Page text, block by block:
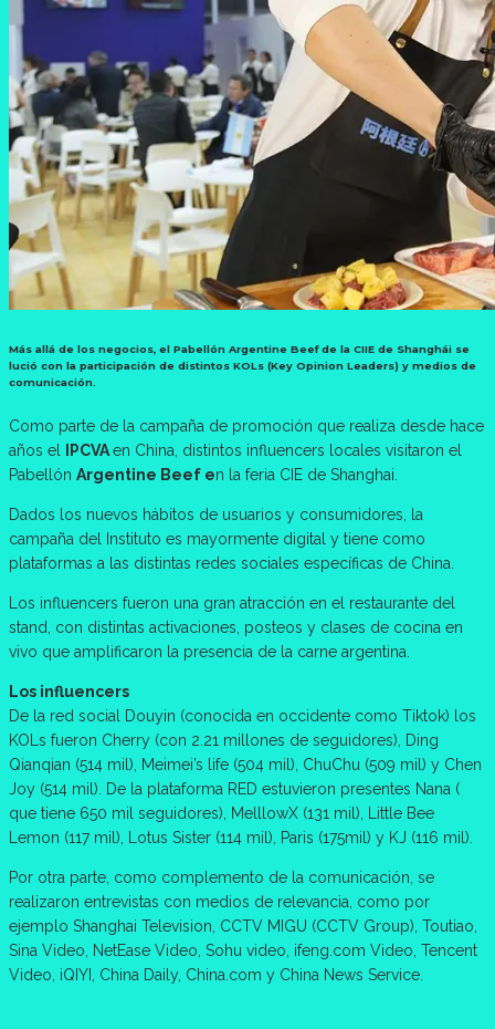
Más allá de los negocios, el Pabellón Argentine Beef de la CIIE de Shanghái se
lució con la participación de distintos KOLs (Key Opinion Leaders) y medios de
comunicación.
Como parte de la campaña de promoción que realiza desde hace
años el
IPCVAen China, distintos influencers locales visitaron el
Pabellón Argentine Beef en la feria CIE de Shanghai.
Dados los nuevos hábitos de usuarios y consumidores, la
campaña del Instituto es mayormente digital y tiene como
plataformas a las distintas redes sociales específicas de China.
Los influencers fueron una gran atracción en el restaurante del
stand, con distintas activaciones, posteos y clases de cocina en
vivo que amplificaron la presencia de la carne argentina.
Los influencers
De la red social Douyin (conocida en occidente como Tiktok) los
KOLs fueron Cherry (con 2.21 millones de seguidores), Ding
Qianqian (514 mil), Meimei’s life (504 mil), ChuChu (509 mil) y Chen
Joy (514 mil). De la plataforma RED estuvieron presentes Nana (
que tiene 650 mil seguidores), MelllowX (131 mil), Little Bee
Lemon (117 mil), Lotus Sister (114 mil), Paris (175mil) y KJ (116 mil).
Por otra parte, como complemento de la comunicación, se
realizaron entrevistas con medios de relevancia, como por
ejemplo Shanghai Television, CCTV MIGU (CCTV Group), Toutiao,
Sina Video, NetEase Video, Sohu video, ifeng.com Video, Tencent
Video, iQIYI, China Daily, China.com y China News Service.